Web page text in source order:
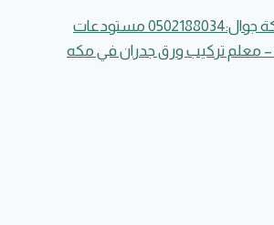
محل ورق جدران مكة جوال:0502188034 مستودعات
معلم تركيب ورق جدران في مكه